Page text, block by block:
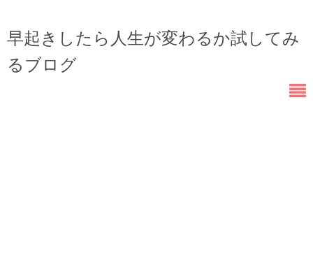
早起きしたら人生が変わるか試してみ
るブログ